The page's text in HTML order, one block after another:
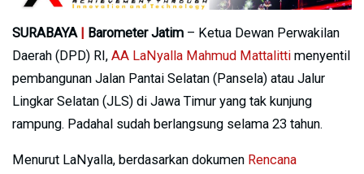
SURABAYA | Barometer Jatim – Ketua Dewan Perwakilan
Daerah (DPD) RI, AA LaNyalla Mahmud Mattalitti menyentil
pembangunan Jalan Pantai Selatan (Pansela) atau Jalur
Lingkar Selatan (JLS) di Jawa Timur yang tak kunjung
rampung. Padahal sudah berlangsung selama 23 tahun.
Menurut LaNyalla, berdasarkan dokumen Rencana